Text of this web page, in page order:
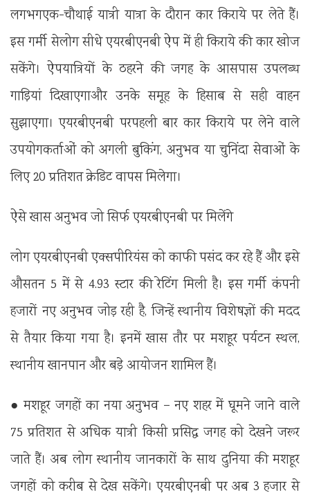
लगभगएक-चौथाई यात्री यात्रा के दौरान कार किराये पर लेते हैं।
इस गर्मी सेलोग सीधे एयरबीएनबी ऐप में ही किराये की कार खोज
सकेंगे। ऐपयात्रियों के ठहरने की जगह के आसपास उपलब्ध
गाड़ियां दिखाएगाऔर उनके समूह के हिसाब से सही वाहन
सुझाएगा। एयरबीएनबी परपहली बार कार किराये पर लेने वाले
उपयोगकर्ताओं को अगली बुकिंग, अनुभव या चुनिंदा सेवाओं के
लिए 20 प्रतिशत क्रेडिट वापस मिलेगा।
ऐसे खास अनुभव जो सिर्फ एयरबीएनबी पर मिलेंगे
लोग एयरबीएनबी एक्सपीरियंस को काफी पसंद कर रहे हैं और इसे
औसतन 5 में से 4.93 स्टार की रेटिंग मिली है। इस गर्मी कंपनी
हजारों नए अनुभव जोड़ रही है, जिन्हें स्थानीय विशेषज्ञों की मदद
से तैयार किया गया है। इनमें खास तौर पर मशहूर पर्यटन स्थल,
स्थानीय खानपान और बड़े आयोजन शामिल हैं।
● मशहूर जगहों का नया अनुभव – नए शहर में घूमने जाने वाले
75 प्रतिशत से अधिक यात्री किसी प्रसिद्ध जगह को देखने जरूर
जाते हैं। अब लोग स्थानीय जानकारों के साथ दुनिया की मशहूर
जगहों को करीब से देख सकेंगे। एयरबीएनबी पर अब 3 हजार से